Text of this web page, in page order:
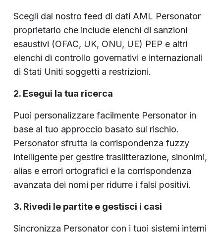
Scegli dal nostro feed di dati AML Personator
proprietario che include elenchi di sanzioni
esaustivi (OFAC, UK, ONU, UE) PEP e altri
elenchi di controllo governativi e internazionali
di Stati Uniti soggetti a restrizioni.
2. Esegui la tua ricerca
Puoi personalizzare facilmente Personator in
base al tuo approccio basato sul rischio.
Personator sfrutta la corrispondenza fuzzy
intelligente per gestire traslitterazione, sinonimi,
alias e errori ortografici e la corrispondenza
avanzata dei nomi per ridurre i falsi positivi.
3. Rivedi le partite e gestisci i casi
Sincronizza Personator con i tuoi sistemi interni